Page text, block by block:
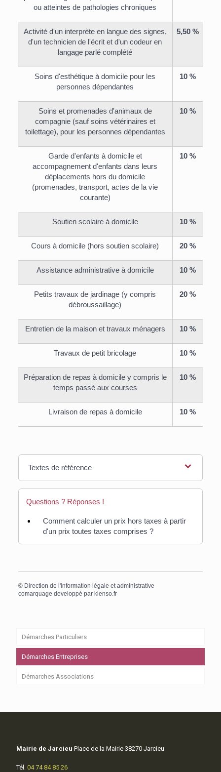
ou atteintes de pathologies chroniques
Activité d'un interprète en langue des signes,
d'un technicien de l'écrit et d'un codeur en
langage parlé complété
5,50 %
Soins d'esthétique à domicile pour les
personnes dépendantes
10 %
Soins et promenades d'animaux de
compagnie (sauf soins vétérinaires et
toilettage), pour les personnes dépendantes
10 %
Garde d'enfants à domicile et
accompagnement d'enfants dans leurs
déplacements hors du domicile
(promenades, transport, actes de la vie
courante)
10 %
Soutien scolaire à domicile 10 %
Cours à domicile (hors soutien scolaire) 20 %
Assistance administrative à domicile 10 %
Petits travaux de jardinage (y compris
débroussaillage)
20 %
Entretien de la maison et travaux ménagers 10 %
Travaux de petit bricolage 10 %
Préparation de repas à domicile y compris le
temps passé aux courses
10 %
Livraison de repas à domicile 10 %
Textes de référence
Questions ? Réponses !
Comment calculer un prix hors taxes à partir
d'un prix toutes taxes comprises ?
© Direction de l'information légale et administrative
comarquage developpé par kienso.fr
Démarches Particuliers
Démarches Entreprises
Démarches Associations
Mairie de Jarcieu Place de la Mairie 38270 Jarcieu
Tél. 04 74 84 85 26